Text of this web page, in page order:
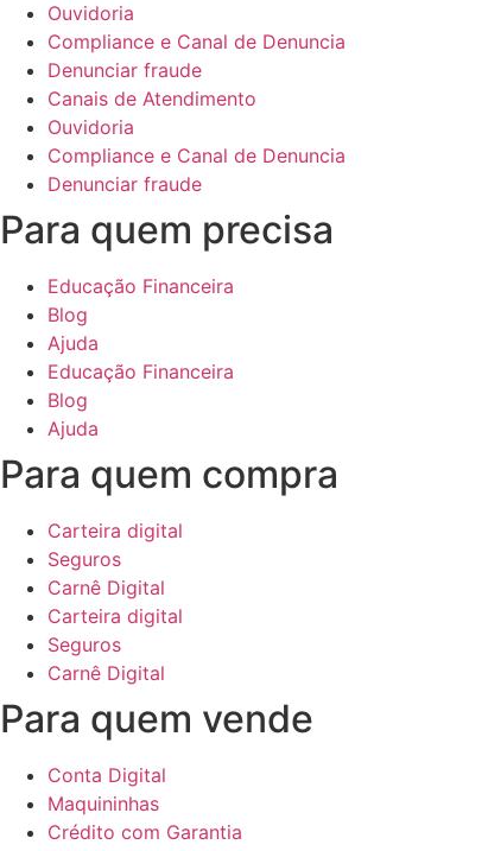
Ouvidoria
Compliance e Canal de Denuncia
Denunciar fraude
Canais de Atendimento
Ouvidoria
Compliance e Canal de Denuncia
Denunciar fraude
Para quem precisa
Educação Financeira
Blog
Ajuda
Educação Financeira
Blog
Ajuda
Para quem compra
Carteira digital
Seguros
Carnê Digital
Carteira digital
Seguros
Carnê Digital
Para quem vende
Conta Digital
Maquininhas
Crédito com Garantia